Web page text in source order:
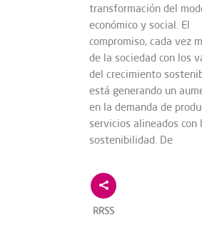
transformación del
económico y social. El
compromiso, cada vez
de la sociedad con los
del crecimiento
está generando un
en la demanda de
servicios alineados con
sostenibilidad. De
RRSS